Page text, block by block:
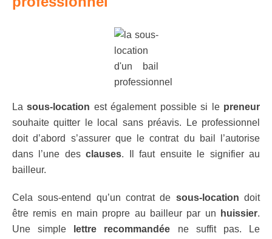
Lasous-location est également possible si le preneur
souhaite quitter le local sans préavis. Le professionnel
doit d’abord s’assurer que le contrat du bail l’autorise
dans l’une desclauses. Il faut ensuite le signifier au
bailleur.
Cela sous-entend qu’un contrat de sous-location doit
être remis en main propre au bailleur par un
huissier.
Une simple
lettre recommandée ne suffit pas. Le